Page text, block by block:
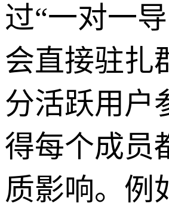
过“一对一
会直接驻扎
分活跃用户
得每个成员
质影响。例